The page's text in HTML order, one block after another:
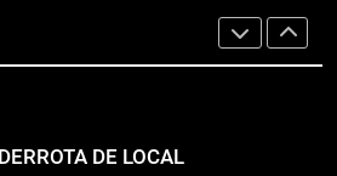
DERROTA DE LOCAL